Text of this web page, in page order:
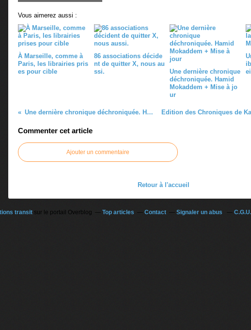
Vous aimerez aussi :
À Marseille, comme à
Paris, les librairies pris
es pour cible
86 associations décide
nt de quitter X, nous au
ssi.
Une dernière chronique
déchroniquée. Hamid
Mokaddem + Mise à jo
ur
Une dernière chronique déchroniquée. Hamid Mokaddem + Mise à jour
Commenter cet article
Ajouter un commentaire
Retour à l'accueil
transit sur le portail Overblog Top articles Contact Signaler un abus C.G.U.